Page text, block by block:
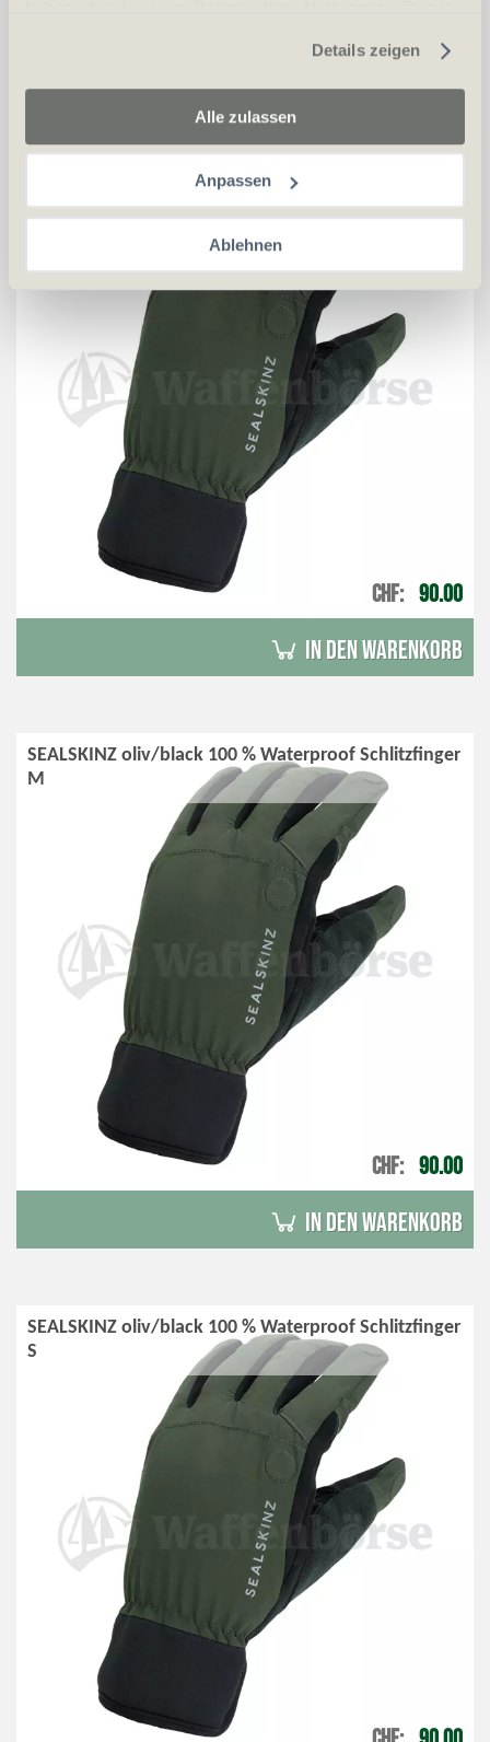
Details zeigen
Alle zulassen
Anpassen
Ablehnen
SEALSKINZ oliv/black 100 % Waterproof Schlitzfinger
L
CHF 90.00
in den Warenkorb
SEALSKINZ oliv/black 100 % Waterproof Schlitzfinger
M
CHF 90.00
in den Warenkorb
SEALSKINZ oliv/black 100 % Waterproof Schlitzfinger
S